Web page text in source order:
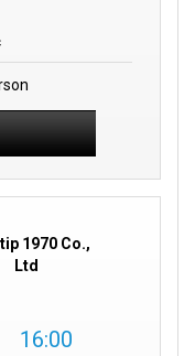
1970 Co.,
Ltd
16:00